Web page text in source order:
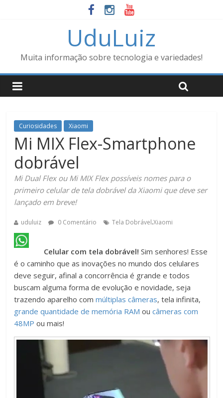
UduLuiz
Muita informação sobre tecnologia e variedades!
Curiosidades Xiaomi
Mi MIX Flex-Smartphone
dobrável
Mi Dual Flex ou Mi MIX Flex possíveis nomes para o
primeiro celular de tela dobrável da Xiaomi que deve ser
lançado em breve!
uduluiz 0 Comentário Tela Dobrável.Xiaomi
Celular com tela dobrável! Sim senhores! Esse
é o caminho que as inovações no mundo dos celulares
deve seguir, afinal a concorrência é grande e todos
buscam alguma forma de evolução e novidade, seja
trazendo aparelho commúltiplas câmeras, tela infinita,
grande quantidade de memória RAM oucâmeras com
48MP ou mais!